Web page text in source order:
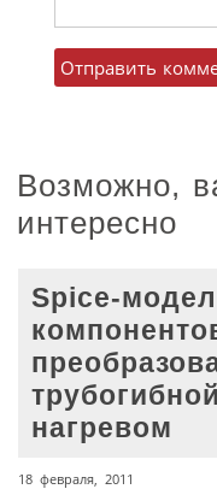
Возможно,
интересно
Spice-
нагревом
18 февраля, 2011